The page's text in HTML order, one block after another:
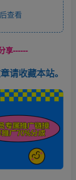
查看
享------
请收藏本站。